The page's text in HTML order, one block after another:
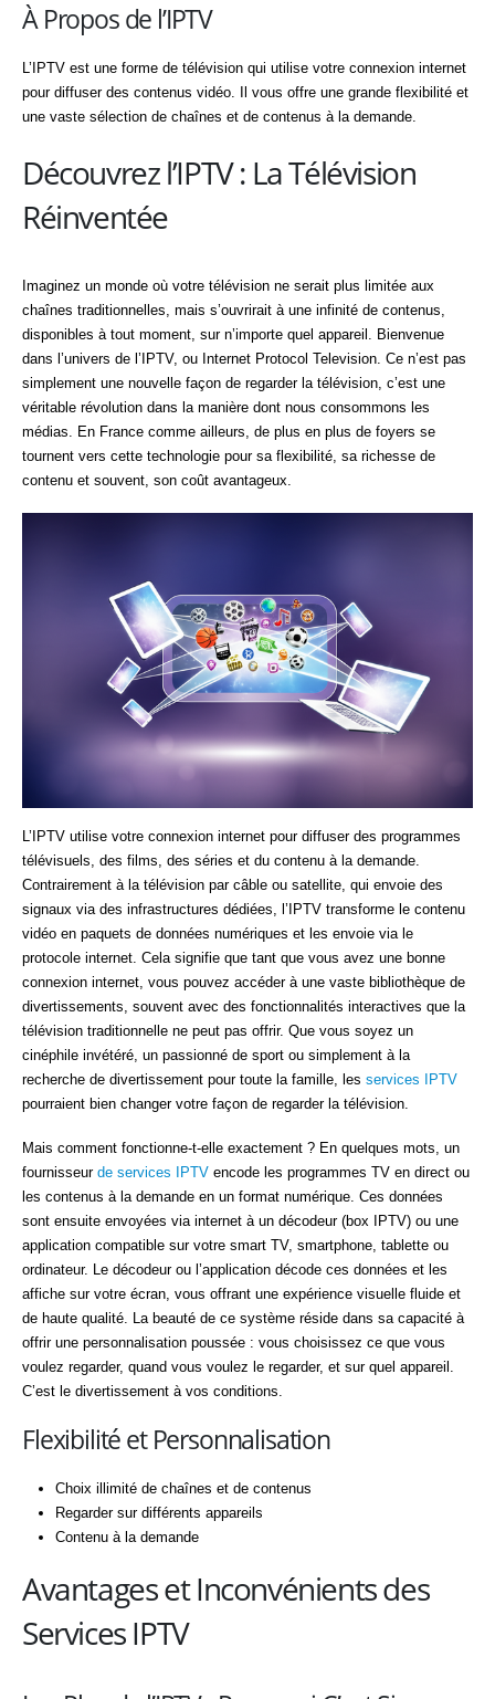
À Propos de l’IPTV
L’IPTV est une forme de télévision qui utilise votre connexion internet
pour diffuser des contenus vidéo. Il vous offre une grande flexibilité et
une vaste sélection de chaînes et de contenus à la demande.
Découvrez l’IPTV : La Télévision
Réinventée
Imaginez un monde où votre télévision ne serait plus limitée aux
chaînes traditionnelles, mais s’ouvrirait à une infinité de contenus,
disponibles à tout moment, sur n’importe quel appareil. Bienvenue
dans l’univers de l’IPTV, ou Internet Protocol Television. Ce n’est pas
simplement une nouvelle façon de regarder la télévision, c’est une
véritable révolution dans la manière dont nous consommons les
médias. En France comme ailleurs, de plus en plus de foyers se
tournent vers cette technologie pour sa flexibilité, sa richesse de
contenu et souvent, son coût avantageux.
L’IPTV utilise votre connexion internet pour diffuser des programmes
télévisuels, des films, des séries et du contenu à la demande.
Contrairement à la télévision par câble ou satellite, qui envoie des
signaux via des infrastructures dédiées, l’IPTV transforme le contenu
vidéo en paquets de données numériques et les envoie via le
protocole internet. Cela signifie que tant que vous avez une bonne
connexion internet, vous pouvez accéder à une vaste bibliothèque de
divertissements, souvent avec des fonctionnalités interactives que la
télévision traditionnelle ne peut pas offrir. Que vous soyez un
cinéphile invétéré, un passionné de sport ou simplement à la
recherche de divertissement pour toute la famille, les services IPTV
pourraient bien changer votre façon de regarder la télévision.
Mais comment fonctionne-t-elle exactement ? En quelques mots, un
fournisseur de services IPTV encode les programmes TV en direct ou
les contenus à la demande en un format numérique. Ces données
sont ensuite envoyées via internet à un décodeur (box IPTV) ou une
application compatible sur votre smart TV, smartphone, tablette ou
ordinateur. Le décodeur ou l’application décode ces données et les
affiche sur votre écran, vous offrant une expérience visuelle fluide et
de haute qualité. La beauté de ce système réside dans sa capacité à
offrir une personnalisation poussée : vous choisissez ce que vous
voulez regarder, quand vous voulez le regarder, et sur quel appareil.
C’est le divertissement à vos conditions.
Flexibilité et Personnalisation
Choix illimité de chaînes et de contenus
Regarder sur différents appareils
Contenu à la demande
Avantages et Inconvénients des
Services IPTV